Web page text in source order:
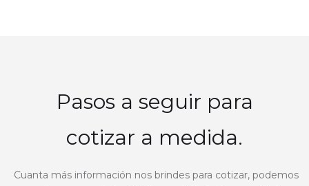
Pasos a seguir para
cotizar a medida.
Cuanta más información nos brindes para cotizar, podemos